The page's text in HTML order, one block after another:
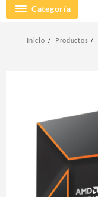
Categoría
Inicio Productos